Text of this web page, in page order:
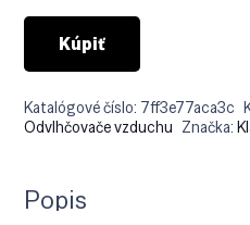
Kúpiť
Katalógové číslo: 7ff3e77aca3c
Odvlhčovače vzduchu Značka:
Popis